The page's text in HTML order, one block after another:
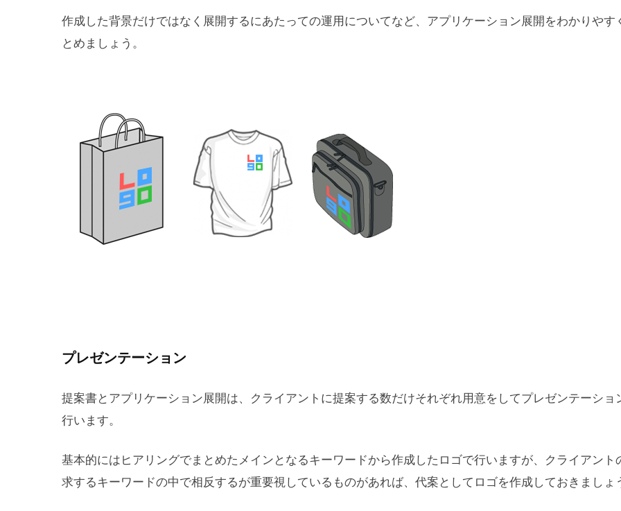
作成した背景だけではなく展開するにあたっての運用についてなど、アプリケーション展開をわかりやす
とめましょう。
プレゼンテーション
提案書とアプリケーション展開は、クライアントに提案する数だけそれぞれ用意をしてプレゼンテーショ
行います。
基本的にはヒアリングでまとめたメインとなるキーワードから作成したロゴで行いますが、クライアント
求するキーワードの中で相反するが重要視しているものがあれば、代案としてロゴを作成しておきましょ